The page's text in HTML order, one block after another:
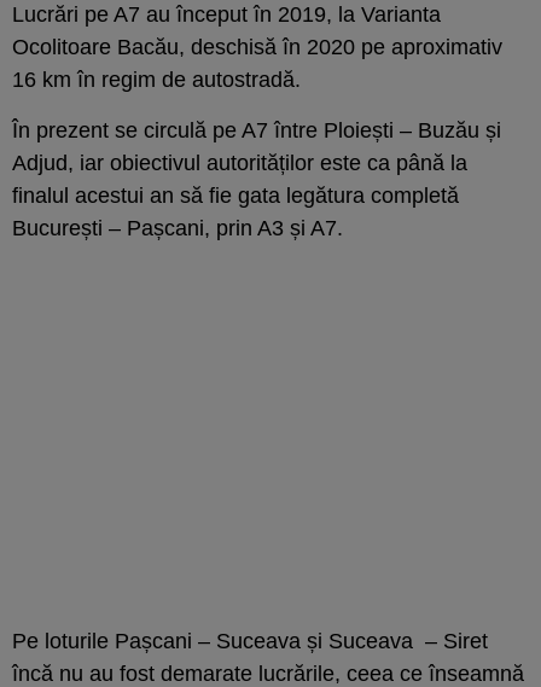
Lucrări pe A7 au început în 2019, la Varianta
Ocolitoare Bacău, deschisă în 2020 pe aproximativ
16 km în regim de autostradă.
În prezent se circulă pe A7 între Ploiești – Buzău și
Adjud, iar obiectivul autorităților este ca până la
finalul acestui an să fie gata legătura completă
București – Pașcani, prin A3 și A7.
Pe loturile Pașcani – Suceava și Suceava – Siret
încă nu au fost demarate lucrările, ceea ce înseamnă